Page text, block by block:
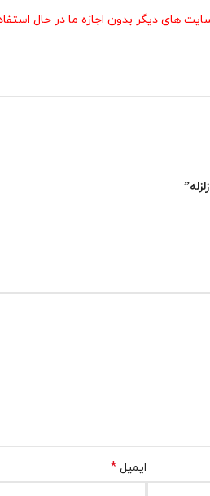
دیگر بدون اجازه ما در حال
ایمیل *